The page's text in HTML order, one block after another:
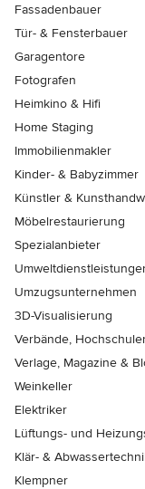
Fassadenbauer
Tür- & Fensterbauer
Garagentore
Fotografen
Heimkino & Hifi
Home Staging
Immobilienmakler
Kinder- & Babyzimmer
Künstler &
Möbelrestaurierung
Spezialanbieter
Umzugsunternehmen
3D-Visualisierung
Verbände,
Verlage, Magazine &
Weinkeller
Elektriker
Lüftungs- und
Klär- &
Klempner